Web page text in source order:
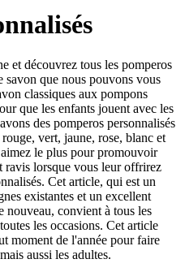
et découvrez tous les pomperos
savon que nous pouvons vous
classiques aux pompons
que les enfants jouent avec les
des pomperos personnalisés
vert, jaune, rose, blanc et
le plus pour promouvoir
ravis lorsque vous leur offrirez
Cet article, qui est un
existantes et un excellent
nouveau, convient à tous les
les occasions. Cet article
moment de l'année pour faire
aussi les adultes.